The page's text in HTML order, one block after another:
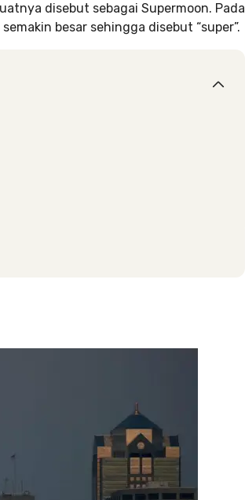
disebut sebagai Supermoon. Pada
besar sehingga disebut “super”.